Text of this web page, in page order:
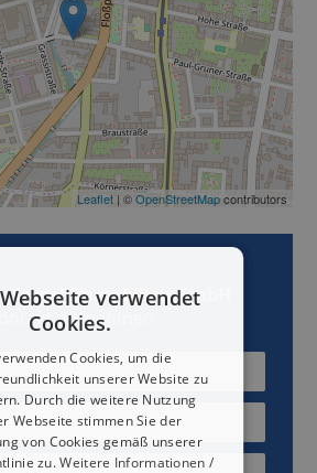
Leaflet | ©OpenStreetMapcontributors
Sergel Immobilien GmbH
Kontakt aufnehmen
verwendet
Cookies.
Cookies, um die
unserer Website zu
Durch die weitere Nutzung
Webseite stimmen Sie der
von Cookies gemäß unserer
zu.Weitere Informationen /